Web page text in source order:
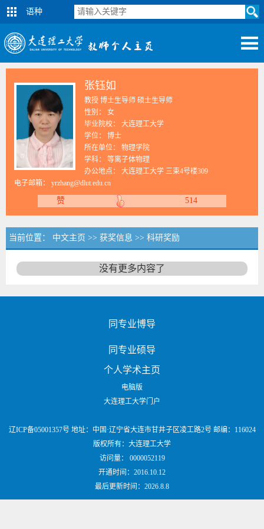
语种
张钰如
教授 博士生导师 硕士生导师
性别： 女
毕业院校： 大连理工大学
学位： 博士
所在单位： 物理学院
学科： 等离子体物理
办公地点： 大连理工大学 三束4号楼309
电子邮箱： yrzhang@dlut.edu.cn
赞 514
当前位置： 中文主页 >> 获奖信息 >> 科研奖励
没有更多内容了
同专业博导
同专业硕导
个人学术主页
电脑版
大连理工大学门户
辽ICP备05001357号 地址：中国·辽宁省大连市甘井子区凌工路2号 邮编：116024
版权所有：大连理工大学
访问量： 0000052119
开通时间： 2016.10.12
最后更新时间： 2026.8.8